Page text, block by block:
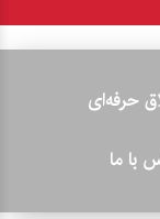
حرفه‌ای
با ما